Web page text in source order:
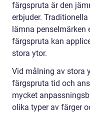
färgspruta är den
erbjuder.
lämna penselmärken
färgspruta kan
stora ytor.
Vid målning av stora
färgspruta tid och
mycket
olika typer av färger